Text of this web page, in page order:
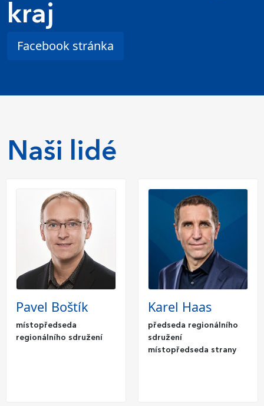
kraj
Facebook stránka
Naši lidé
Pavel Boštík
místopředseda
regionálního sdružení
Karel Haas
předseda regionálního
sdružení
místopředseda strany